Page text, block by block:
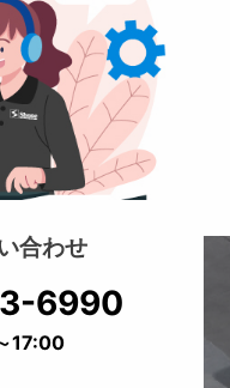
合わせ
6990
17:00